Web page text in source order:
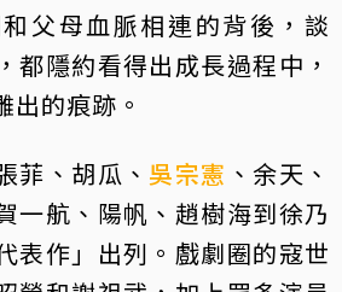
父母血脈相連的背後，談
都隱約看得出成長過程中，
出的痕跡。
菲、胡瓜、 吳宗憲 、余天、
一航、陽帆、趙樹海到徐乃
表作」出列。戲劇圈的寇世